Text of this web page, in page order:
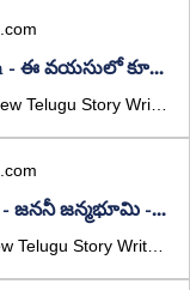
Ee Vayasulo Kudana - ఈ వయసులో కూడానా - New Telugu Story Written By Addanki Lakshmi
Janani janmabhumi - జననీ జన్మభూమి - New Telugu Story Written By Addanki Lakshmi